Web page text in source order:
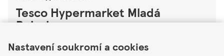
Nastavení soukromí a cookies
Tesco Hypermarket Mladá
Boleslav
Kosmonosy 1255